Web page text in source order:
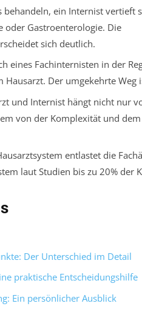
behandeln, ein Internist vertieft
oder Gastroenterologie. Die
sich deutlich.
eines Fachinternisten in der
Der umgekehrte Weg
und Internist hängt nicht nur
von der Komplexitätund
entlastet die
laut Studien bis zu 20% der
Der Unterschied im Detail
praktische Entscheidungshilfe
Ein persönlicher Ausblick